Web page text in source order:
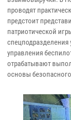
проводят
предстоит
патриотической
управления
отрабатывают
основы